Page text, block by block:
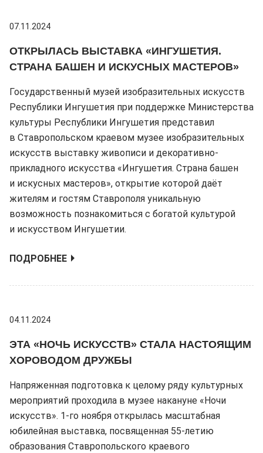
07.11.2024
ОТКРЫЛАСЬ ВЫСТАВКА «ИНГУШЕТИЯ.
СТРАНА БАШЕН И ИСКУСНЫХ МАСТЕРОВ»
Государственный музей изобразительных искусств
Республики Ингушетия при поддержке Министерства
культуры Республики Ингушетия представил
в Ставропольском краевом музее изобразительных
искусств выставку живописи и декоративно-
прикладного искусства «Ингушетия. Страна башен
и искусных мастеров», открытие которой даёт
жителям и гостям Ставрополя уникальную
возможность познакомиться с богатой культурой
и искусством Ингушетии.
ПОДРОБНЕЕ
04.11.2024
ЭТА «НОЧЬ ИСКУССТВ» СТАЛА НАСТОЯЩИМ
ХОРОВОДОМ ДРУЖБЫ
Напряженная подготовка к целому ряду культурных
мероприятий проходила в музее накануне «Ночи
искусств». 1-го ноября открылась масштабная
юбилейная выставка, посвященная 55-летию
образования Ставропольского краевого